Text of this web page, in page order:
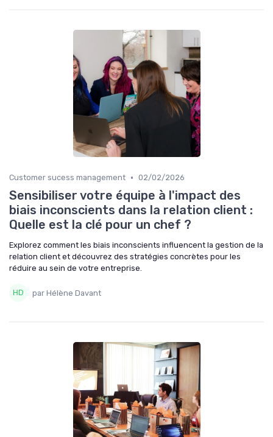
Customer sucess management • 02/02/2026
Sensibiliser votre équipe à l'impact des
biais inconscients dans la relation client :
Quelle est la clé pour un chef ?
Explorez comment les biais inconscients influencent la gestion de la
relation client et découvrez des stratégies concrètes pour les
réduire au sein de votre entreprise.
par Hélène Davant